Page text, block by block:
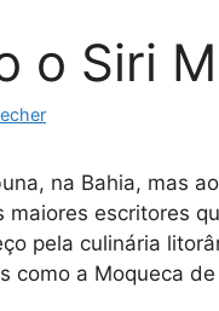
o Siri
na Bahia, mas
escritores
pela culinária
como a Moqueca